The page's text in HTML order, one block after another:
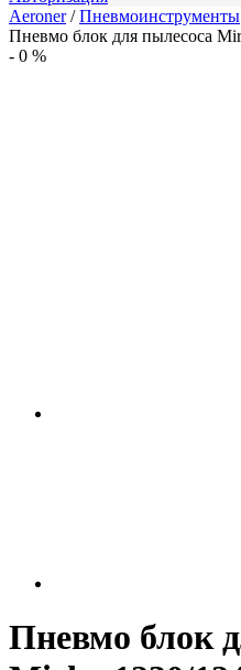
Aeroner/Пневмоинструменты
Пневмо блок для пылесоса
- 0 %
Пневмо блок